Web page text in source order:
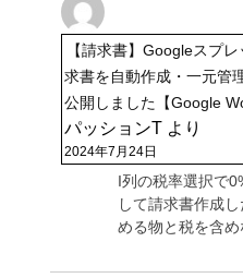
【請求書】Googleスプ
求書を自動作成・一元管
公開しました【Google
パッションT より
2024年7月24日
I列の税率選択で
して請求書作成
める物と税を含